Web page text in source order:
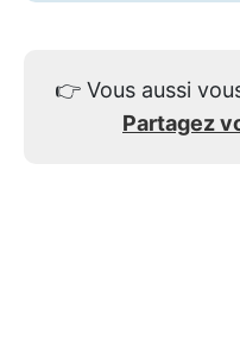
👉 Vous aussi
Partagez